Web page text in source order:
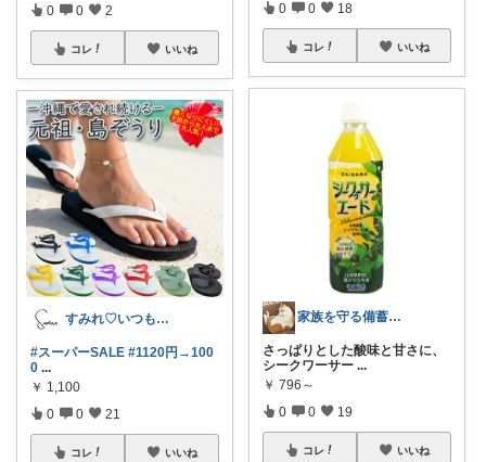
0 0 2
コレ いいね
すみれ♡いつもありがとう😌
#スーパーSALE #1120円→100
0 ...
￥ 1,100
0 0 21
コレ いいね
0 0 18
コレ いいね
家族を守る備蓄パパ
さっぱりとした酸味と甘さに、
シークワーサー ...
￥ 796～
0 0 19
コレ いいね